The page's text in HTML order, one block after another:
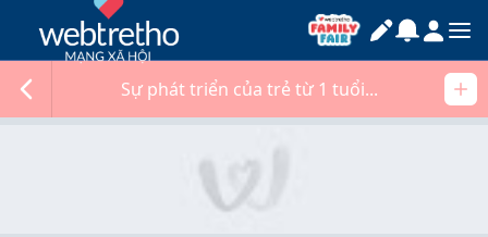
Sự phát triển của trẻ từ 1 tuổi...